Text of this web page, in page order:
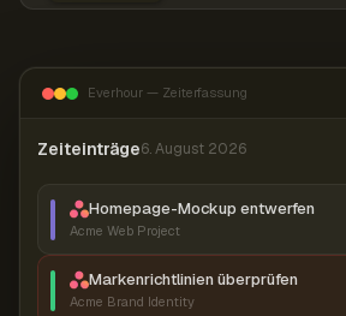
Everhour — Zeiterfassung
Zeiteinträge6. August 2026
Homepage-Mockup entwerfen
Acme Web Project
Markenrichtlinien überprüfen
Acme Brand Identity